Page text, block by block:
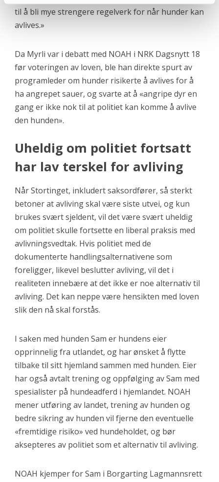
til å bli mye strengere regelverk for når hunder kan
avlives.»
Da Myrli var i debatt med NOAH i NRK Dagsnytt 18
før voteringen av loven, ble han direkte spurt av
programleder om hunder risikerte å avlives for å
ha angrepet sauer, og svarte at å «angripe dyr en
gang er ikke nok til at politiet kan komme å avlive
den hunden».
Uheldig om politiet fortsatt
har lav terskel for avliving
Når Stortinget, inkludert saksordfører, så sterkt
betoner at avliving skal være siste utvei, og kun
brukes svært sjeldent, vil det være svært uheldig
om politiet skulle fortsette en liberal praksis med
avlivningsvedtak. Hvis politiet med de
dokumenterte handlingsalternativene som
foreligger, likevel beslutter avliving, vil det i
realiteten innebære at det ikke er noe alternativ til
avliving. Det kan neppe være hensikten med loven
slik den nå skal forstås.
I saken med hunden Sam er hundens eier
opprinnelig fra utlandet, og har ønsket å flytte
tilbake til sitt hjemland sammen med hunden. Eier
har også avtalt trening og oppfølging av Sam med
spesialister på hundeadferd i hjemlandet. NOAH
mener utføring av landet, trening av hunden og
bedre sikring av hunden vil fjerne den eventuelle
«fremtidige risiko» ved hundeholdet, og bør
aksepteres av politiet som et alternativ til avliving.
NOAH kjemper for Sam i Borgarting Lagmannsrett